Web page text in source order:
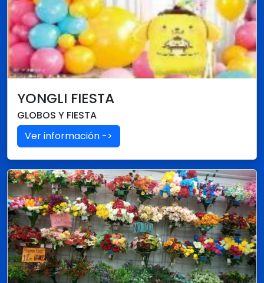
YONGLI FIESTA
GLOBOS Y FIESTA
Ver información ->